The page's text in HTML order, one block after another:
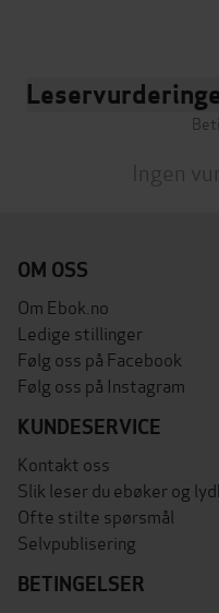
Ingen
OM OSS
Om Ebok.no
Ledige stillinger
Følg oss på Facebook
Følg oss på Instagram
KUNDESERVICE
Kontakt oss
Slik leser du ebøker og
Ofte stilte spørsmål
Selvpublisering
BETINGELSER